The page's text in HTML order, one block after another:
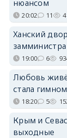
нюансом
20:02 11
Ханский
19:00 6
Любовь
стала
18:20 5
Крым и
выходные